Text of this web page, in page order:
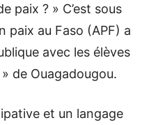
paix ? » C’est sous
paix au Faso (APF) a
avec les élèves
de Ouagadougou.
et un langage